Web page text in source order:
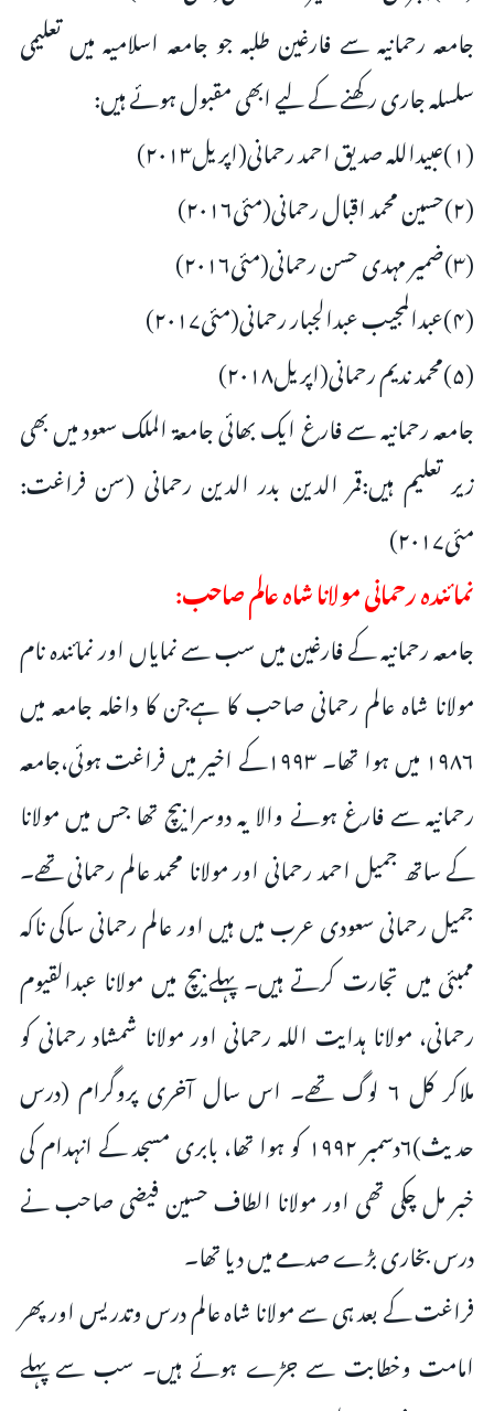
جامعہ رحمانیہ سے فارغین طلبہ جو جامعہ اسلامیہ میں تعلیمی
سلسلہ جاری رکھنے کے لیے ابھی مقبول ہوئے ہیں:
(۱)عبیداللہ صدیق احمد رحمانی(اپریل۲۰۱۳)
(۲)حسین محمد اقبال رحمانی(مئی۲۰۱۶)
(۳)ضمیر مہدی حسن رحمانی(مئی۲۰۱۶)
(۴)عبدالمجیب عبدالجبار رحمانی(مئی۲۰۱۷)
(۵)محمد ندیم رحمانی(اپریل۲۰۱۸)
جامعہ رحمانیہ سے فارغ ایک بھائی جامعة الملك سعود میں بھی
زیر تعلیم ہیں:قمر الدین بدر الدین رحمانی (سن فراغت:
مئی۲۰۱۷)
نمائندہ رحمانی مولانا شاہ عالم صاحب:
جامعہ رحمانیہ کے فارغین میں سب سے نمایاں اور نمائندہ نام
مولانا شاہ عالم رحمانی صاحب کا ہےجن کا داخلہ جامعہ میں
۱۹۸۶ میں ہوا تھا۔ ۱۹۹۳کے اخیر میں فراغت ہوئی،جامعہ
رحمانیہ سے فارغ ہونے والا یہ دوسرا بیچ تھا جس میں مولانا
کے ساتھ جمیل احمد رحمانی اور مولانا محمد عالم رحمانی تھے۔
جمیل رحمانی سعودی عرب میں ہیں اور عالم رحمانی ساکی ناکہ
ممبئی میں تجارت کرتے ہیں۔ پہلے بیچ میں مولانا عبدالقیوم
رحمانی، مولانا ہدایت اللہ رحمانی اور مولانا شمشاد رحمانی کو
ملاکر کل ۶ لوگ تھے۔ اس سال آخری پروگرام (درس
حدیث)۶دسمبر ۱۹۹۲ کو ہوا تھا، بابری مسجد کے انہدام کی
خبر مل چکی تھی اور مولانا الطاف حسین فیضی صاحب نے
درس بخاری بڑے صدمے میں دیا تھا۔
فراغت کے بعد ہی سے مولانا شاہ عالم درس وتدریس اور پھر
امامت وخطابت سے جڑے ہوئے ہیں۔ سب سے پہلے